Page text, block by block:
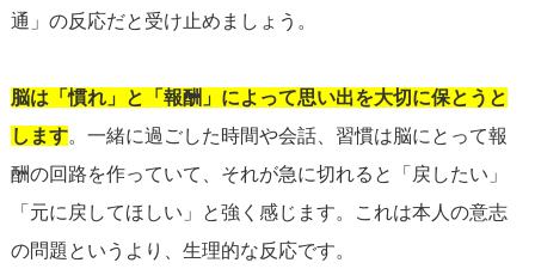
通」の反応だと受け止めましょう。
脳は「慣れ」と「報酬」によって思い出を大切に保とうと
します。一緒に過ごした時間や会話、習慣は脳にとって報
酬の回路を作っていて、それが急に切れると「戻したい」
「元に戻してほしい」と強く感じます。これは本人の意志
の問題というより、生理的な反応です。